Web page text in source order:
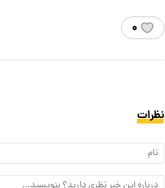
۰
نظرات